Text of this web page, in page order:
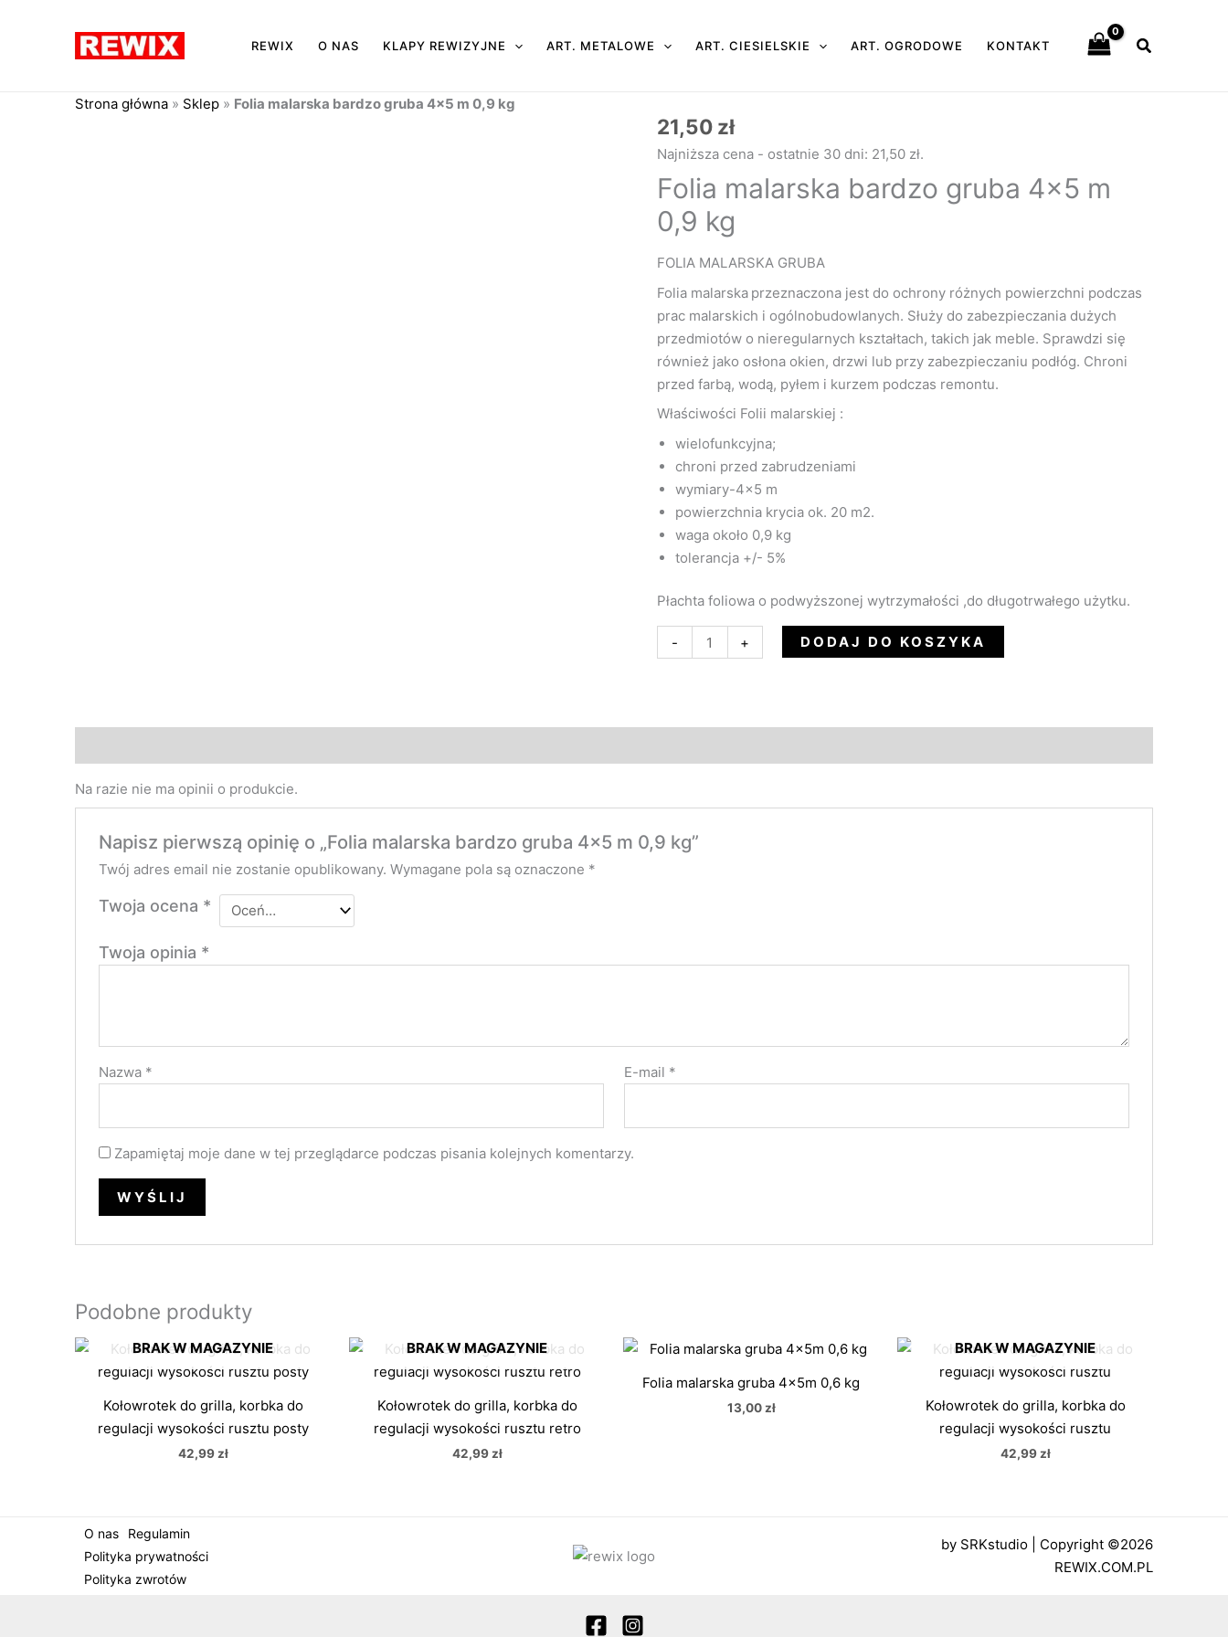
REWIX O NAS KLAPY REWIZYJNE ART. METALOWE ART. CIESIELSKIE ART. OGRODOWE KONTAKT Szukaj
Strona główna » Sklep » Folia malarska bardzo gruba 4×5 m 0,9 kg
21,50 zł
Najniższa cena - ostatnie 30 dni: 21,50 zł.
Folia malarska bardzo gruba 4×5 m
0,9 kg
FOLIA MALARSKA GRUBA
Folia malarska przeznaczona jest do ochrony różnych powierzchni podczas
prac malarskich i ogólnobudowlanych. Służy do zabezpieczania dużych
przedmiotów o nieregularnych kształtach, takich jak meble. Sprawdzi się
również jako osłona okien, drzwi lub przy zabezpieczaniu podłóg. Chroni
przed farbą, wodą, pyłem i kurzem podczas remontu.
Właściwości Folii malarskiej :
wielofunkcyjna;
chroni przed zabrudzeniami
wymiary-4×5 m
powierzchnia krycia ok. 20 m2.
waga około 0,9 kg
tolerancja +/- 5%
Płachta foliowa o podwyższonej wytrzymałości ,do długotrwałego użytku.
-
ilość
Folia
bardzo
gruba
4x5
m
0,9
kg
+ DODAJ DO KOSZYKA
Na razie nie ma opinii o produkcie.
Napisz pierwszą opinię o „Folia malarska bardzo gruba 4×5 m 0,9 kg”
Twój adres email nie zostanie opublikowany. Wymagane pola są oznaczone *
Twoja ocena *
Twoja opinia *
Nazwa * E-mail *
Zapamiętaj moje dane w tej przeglądarce podczas pisania kolejnych komentarzy.
Podobne produkty
BRAK W MAGAZYNIE
Kołowrotek do grilla, korbka do
regulacji wysokości rusztu posty
42,99zł
BRAK W MAGAZYNIE
Kołowrotek do grilla, korbka do
regulacji wysokości rusztu retro
42,99zł
Folia malarska gruba 4x5m 0,6 kg
13,00zł
BRAK W MAGAZYNIE
Kołowrotek do grilla, korbka do
regulacji wysokości rusztu
42,99zł
O nas
Regulamin
Polityka prywatności
Polityka zwrotów
by SRKstudio | Copyright ©2026
REWIX.COM.PL